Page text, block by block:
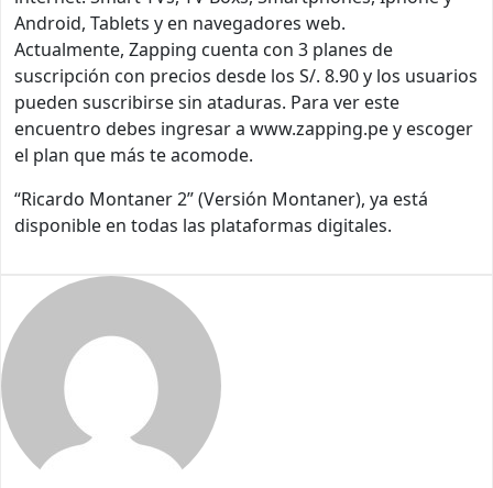
Android, Tablets y en navegadores web.
Actualmente, Zapping cuenta con 3 planes de
suscripción con precios desde los S/. 8.90 y los usuarios
pueden suscribirse sin ataduras. Para ver este
encuentro debes ingresar a www.zapping.pe y escoger
el plan que más te acomode.
“Ricardo Montaner 2” (Versión Montaner), ya está
disponible en todas las plataformas digitales.